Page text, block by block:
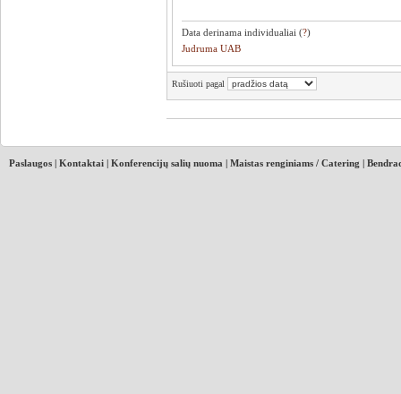
Data derinama individualiai (?)
Judruma UAB
Rušiuoti pagal
Paslaugos | Kontaktai | Konferencijų salių nuoma | Maistas renginiams / Catering |